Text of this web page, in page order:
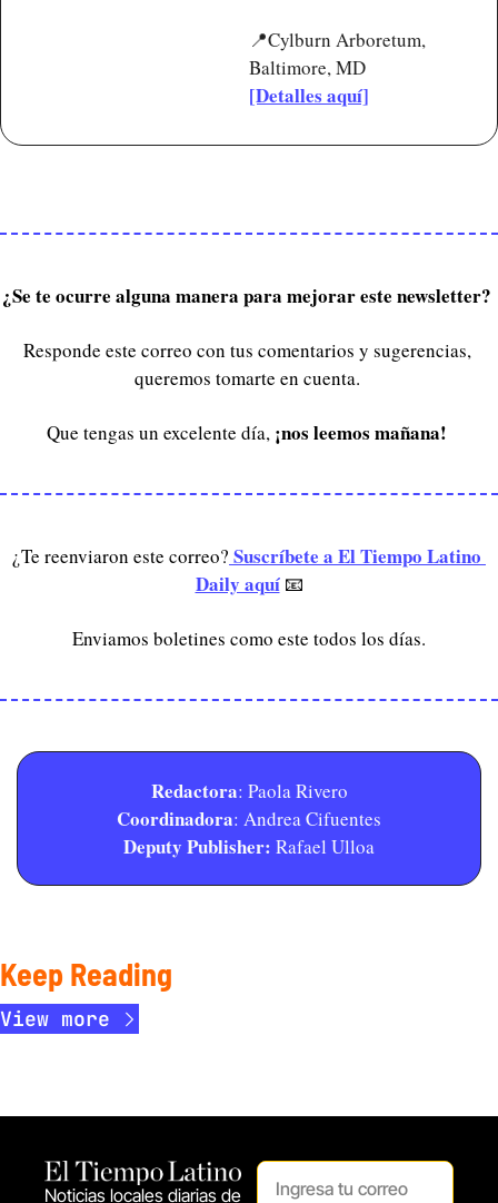
📍Cylburn Arboretum,
Baltimore, MD
[Detalles aquí]
¿Se te ocurre alguna manera para mejorar este newsletter?
Responde este correo con tus comentarios y sugerencias,
queremos tomarte en cuenta.
Que tengas un excelente día, ¡nos leemos mañana!
¿Te reenviaron este correo? Suscríbete a El Tiempo Latino
Daily aquí 📧
Enviamos boletines como este todos los días.
Redactora: Paola Rivero
Coordinadora: Andrea Cifuentes
Deputy Publisher: Rafael Ulloa
Keep Reading
View more
Noticias locales diarias de